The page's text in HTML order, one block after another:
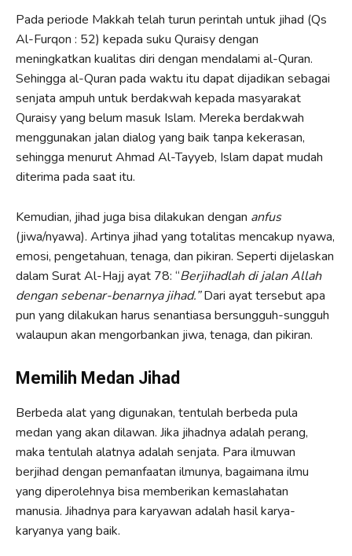
Pada periode Makkah telah turun perintah untuk jihad (Qs
Al-Furqon : 52) kepada suku Quraisy dengan
meningkatkan kualitas diri dengan mendalami al-Quran.
Sehingga al-Quran pada waktu itu dapat dijadikan sebagai
senjata ampuh untuk berdakwah kepada masyarakat
Quraisy yang belum masuk Islam. Mereka berdakwah
menggunakan jalan dialog yang baik tanpa kekerasan,
sehingga menurut Ahmad Al-Tayyeb, Islam dapat mudah
diterima pada saat itu.
Kemudian, jihad juga bisa dilakukan dengan anfus
(jiwa/nyawa). Artinya jihad yang totalitas mencakup nyawa,
emosi, pengetahuan, tenaga, dan pikiran. Seperti dijelaskan
dalam Surat Al-Hajj ayat 78: “Berjihadlah di jalan Allah
dengan sebenar-benarnya jihad.”Dari ayat tersebut apa
pun yang dilakukan harus senantiasa bersungguh-sungguh
walaupun akan mengorbankan jiwa, tenaga, dan pikiran.
Memilih Medan Jihad
Berbeda alat yang digunakan, tentulah berbeda pula
medan yang akan dilawan. Jika jihadnya adalah perang,
maka tentulah alatnya adalah senjata. Para ilmuwan
berjihad dengan pemanfaatan ilmunya, bagaimana ilmu
yang diperolehnya bisa memberikan kemaslahatan
manusia. Jihadnya para karyawan adalah hasil karya-
karyanya yang baik.